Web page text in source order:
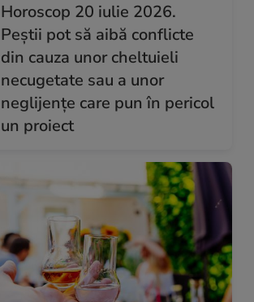
Horoscop 20 iulie 2026.
Peștii pot să aibă conflicte
din cauza unor cheltuieli
necugetate sau a unor
neglijențe care pun în pericol
un proiect